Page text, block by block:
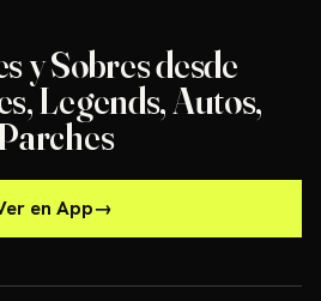
y Sobres desde
Legends, Autos,
en App→